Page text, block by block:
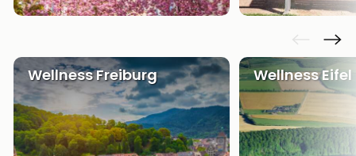
Wellness Freiburg Wellness Eifel